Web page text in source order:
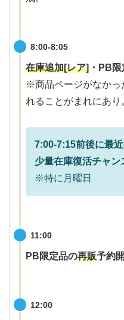
8:00-8:05
在庫追加[レア] ・PB
※商品ページがなかっ
れることがまれにあり
7:00-7:15前後に最
少量在庫復活チャン
※特に月曜日
11:00
PB限定品の再販予約
12:00